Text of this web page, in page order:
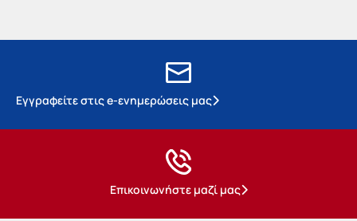
Εγγραφείτε στις e-ενημερώσεις μας
Επικοινωνήστε μαζί μας